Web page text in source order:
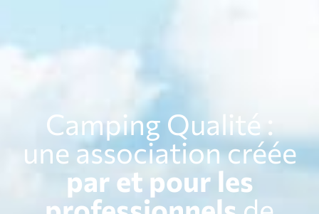
Camping Qualité :
une association créée
par et pour les